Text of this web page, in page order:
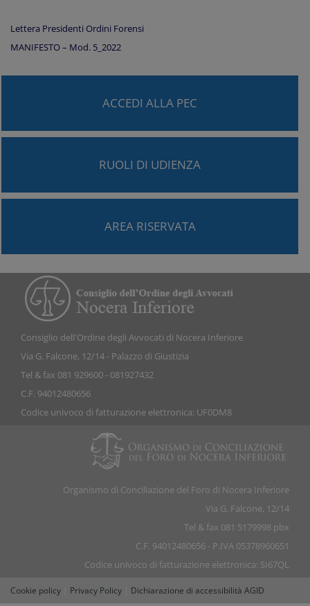
Lettera Presidenti Ordini Forensi
MANIFESTO – Mod. 5_2022
ACCEDI ALLA PEC
RUOLI DI UDIENZA
AREA RISERVATA
Consiglio dell'Ordine degli Avvocati di Nocera Inferiore
Via G. Falcone, 12/14 - Palazzo di Giustizia
Tel & fax 081 929600 - 081927432
C.F. 94012480656
Codice univoco di fatturazione elettronica: UF0DM8
Organismo di Conciliazione del Foro di Nocera Inferiore
Via G. Falcone, 12/14
Tel & fax 081 5179998 pbx
C.F. 94012480656 - P.IVA 05378960651
Codice univoco di fatturazione elettronica: SI67QL
Cookie policy Privacy Policy Dichiarazione di accessibilità AGID